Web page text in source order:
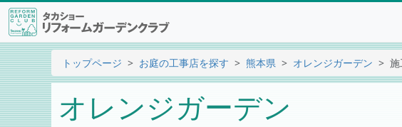
トップページ お庭の工事店を探す 熊本県 オレンジガーデン
オレンジガーデン